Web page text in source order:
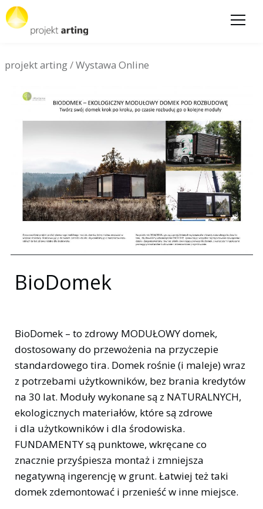
projekt arting/Wystawa Online
BioDomek
BioDomek – to zdrowy MODUŁOWY domek,
dostosowany do przewożenia na przyczepie
standardowego tira. Domek rośnie (i maleje) wraz
z potrzebami użytkowników, bez brania kredytów
na 30 lat. Moduły wykonane są z NATURALNYCH,
ekologicznych materiałów, które są zdrowe
i dla użytkowników i dla środowiska.
FUNDAMENTY są punktowe, wkręcane co
znacznie przyśpiesza montaż i zmniejsza
negatywną ingerencję w grunt. Łatwiej też taki
domek zdemontować i przenieść w inne miejsce.